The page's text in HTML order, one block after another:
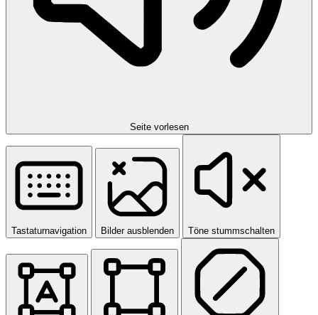
Seite vorlesen
Tastaturnavigation Bilder ausblenden Töne stummschalten